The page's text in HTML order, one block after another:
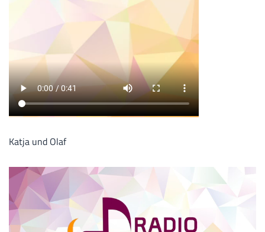
Katja und Olaf